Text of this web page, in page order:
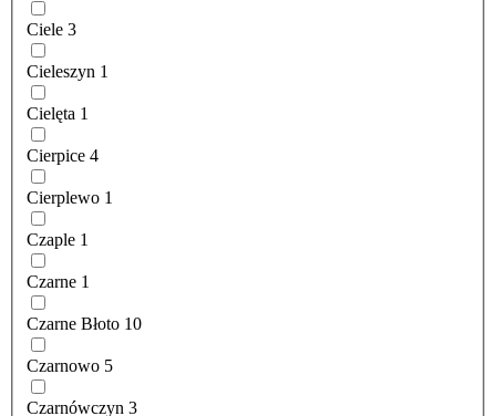
Ciele 3
Cieleszyn 1
Cielęta 1
Cierpice 4
Cierplewo 1
Czaple 1
Czarne 1
Czarne Błoto 10
Czarnowo 5
Czarnówczyn 3